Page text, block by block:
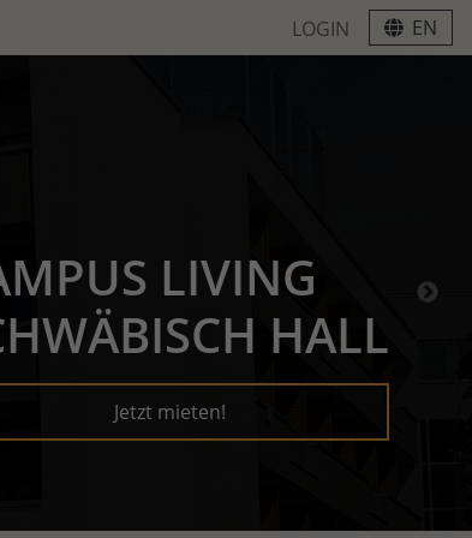
LOGIN EN
LIVING
HALL
Jetzt mieten!